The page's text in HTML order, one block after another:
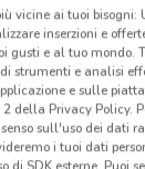
SCARICA
vicine ai tuoi bisogni:
inserzioni e
gusti e al tuo mondo.
strumenti e analisi
e sulle
della Privacy Policy.
sull'uso dei dati
i tuoi dati